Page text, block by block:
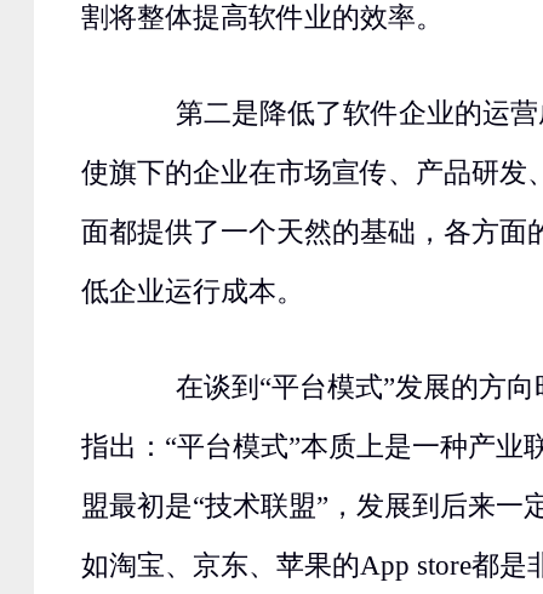
割将整体提高软件业的效率。
第二是降低了软件企业的运营
使旗下的企业在市场宣传、产品研发
面都提供了一个天然的基础，各方面
低企业运行成本。
在谈到“平台模式”发展的方向
指出：“平台模式”本质上是一种产业
盟最初是“技术联盟”，发展到后来一
如淘宝、京东、苹果的App store都是